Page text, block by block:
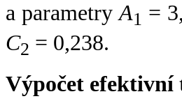
a parametryA1 =
C2 = 0,238.
Výpočet